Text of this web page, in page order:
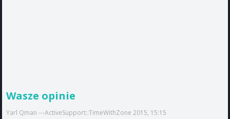
Wasze opinie
Yarl Qman ---ActiveSupport::TimeWithZone 2015, 15:15